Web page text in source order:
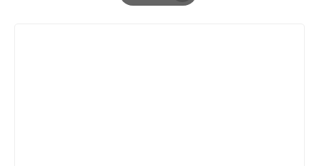
Print